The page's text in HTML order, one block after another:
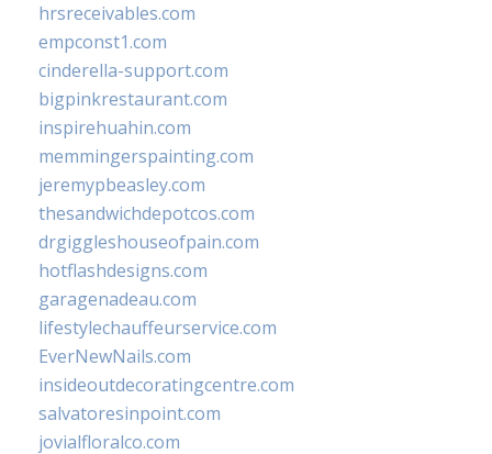
hrsreceivables.com
empconst1.com
cinderella-support.com
bigpinkrestaurant.com
inspirehuahin.com
memmingerspainting.com
jeremypbeasley.com
thesandwichdepotcos.com
drgiggleshouseofpain.com
hotflashdesigns.com
garagenadeau.com
lifestylechauffeurservice.com
EverNewNails.com
insideoutdecoratingcentre.com
salvatoresinpoint.com
jovialfloralco.com